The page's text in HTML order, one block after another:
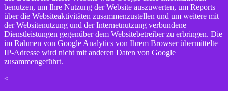
benutzen, um Ihre Nutzung der Website auszuwerten, um Reports
über die Websiteaktivitäten zusammenzustellen und um weitere mit
der Websitenutzung und der Internetnutzung verbundene
Dienstleistungen gegenüber dem Websitebetreiber zu erbringen. Die
im Rahmen von Google Analytics von Ihrem Browser übermittelte
IP-Adresse wird nicht mit anderen Daten von Google
zusammengeführt.
<